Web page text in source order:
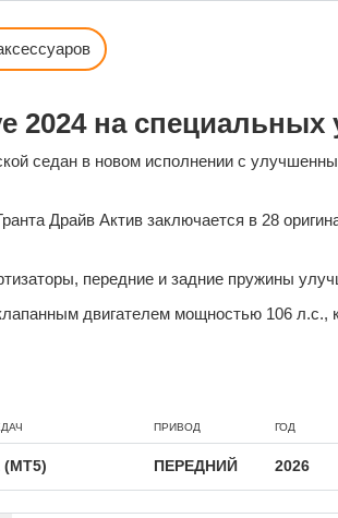
2024 на
седан в новом исполнении с
Драйв Актив заключается в 28
передние и задние пружины
двигателем мощностью 106 л.с.,
ПРИВОД ГОД
ПЕРЕДНИЙ 2026